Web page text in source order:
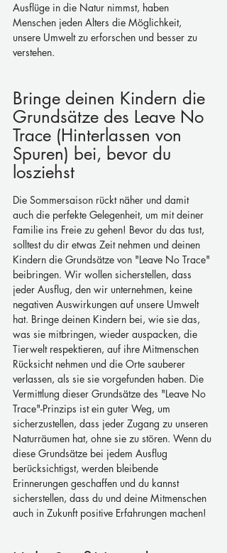
Ausflüge in die Natur nimmst, haben
Menschen jeden Alters die Möglichkeit,
unsere Umwelt zu erforschen und besser zu
verstehen.
Bringe deinen Kindern die
Grundsätze des Leave No
Trace (Hinterlassen von
Spuren) bei, bevor du
losziehst
Die Sommersaison rückt näher und damit
auch die perfekte Gelegenheit, um mit deiner
Familie ins Freie zu gehen! Bevor du das tust,
solltest du dir etwas Zeit nehmen und deinen
Kindern die Grundsätze von "Leave No Trace"
beibringen. Wir wollen sicherstellen, dass
jeder Ausflug, den wir unternehmen, keine
negativen Auswirkungen auf unsere Umwelt
hat. Bringe deinen Kindern bei, wie sie das,
was sie mitbringen, wieder auspacken, die
Tierwelt respektieren, auf ihre Mitmenschen
Rücksicht nehmen und die Orte sauberer
verlassen, als sie sie vorgefunden haben. Die
Vermittlung dieser Grundsätze des "Leave No
Trace"-Prinzips ist ein guter Weg, um
sicherzustellen, dass jeder Zugang zu unseren
Naturräumen hat, ohne sie zu stören. Wenn du
diese Grundsätze bei jedem Ausflug
berücksichtigst, werden bleibende
Erinnerungen geschaffen und du kannst
sicherstellen, dass du und deine Mitmenschen
auch in Zukunft positive Erfahrungen machen!